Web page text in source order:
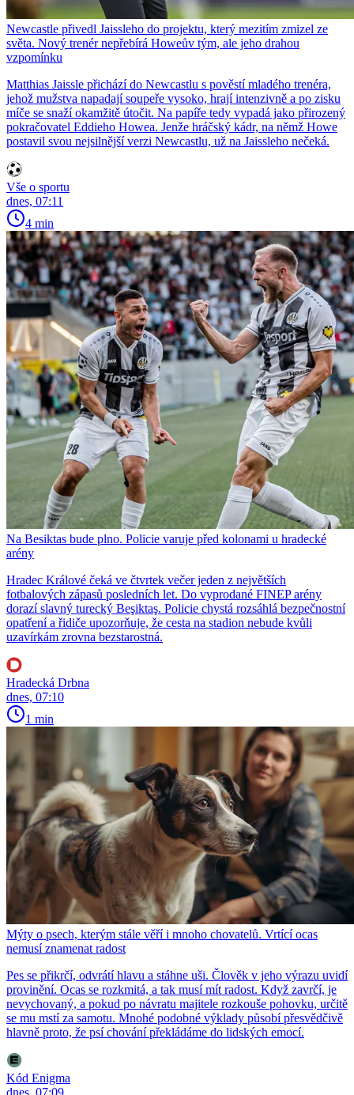
Newcastle přivedl Jaissleho do projektu, který mezitím zmizel ze
světa. Nový trenér nepřebírá Howeův tým, ale jeho drahou
vzpomínku
Matthias Jaissle přichází do Newcastlu s pověstí mladého trenéra,
jehož mužstva napadají soupeře vysoko, hrají intenzivně a po zisku
míče se snaží okamžitě útočit. Na papíře tedy vypadá jako přirozený
pokračovatel Eddieho Howea. Jenže hráčský kádr, na němž Howe
postavil svou nejsilnější verzi Newcastlu, už na Jaissleho nečeká.
Vše o sportu
dnes, 07:11
4 min
Na Besiktas bude plno. Policie varuje před kolonami u hradecké
arény
Hradec Králové čeká ve čtvrtek večer jeden z největších
fotbalových zápasů posledních let. Do vyprodané FINEP arény
dorazí slavný turecký Beşiktaş. Policie chystá rozsáhlá bezpečnostní
opatření a řidiče upozorňuje, že cesta na stadion nebude kvůli
uzavírkám zrovna bezstarostná.
Hradecká Drbna
dnes, 07:10
1 min
Mýty o psech, kterým stále věří i mnoho chovatelů. Vrtící ocas
nemusí znamenat radost
Pes se přikrčí, odvrátí hlavu a stáhne uši. Člověk v jeho výrazu uvidí
provinění. Ocas se rozkmitá, a tak musí mít radost. Když zavrčí, je
nevychovaný, a pokud po návratu majitele rozkouše pohovku, určitě
se mu mstí za samotu. Mnohé podobné výklady působí přesvědčivě
hlavně proto, že psí chování překládáme do lidských emocí.
Kód Enigma
dnes, 07:09